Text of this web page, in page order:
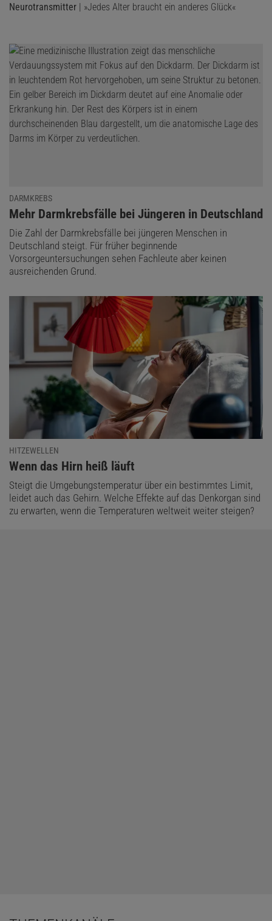
Neurotransmitter | »Jedes Alter braucht ein anderes Glück«
DARMKREBS
:
Mehr Darmkrebsfälle bei Jüngeren in Deutschland
Die Zahl der Darmkrebsfälle bei jüngeren Menschen in
Deutschland steigt. Für früher beginnende
Vorsorgeuntersuchungen sehen Fachleute aber keinen
ausreichenden Grund.
HITZEWELLEN
:
Wenn das Hirn heiß läuft
Steigt die Umgebungstemperatur über ein bestimmtes Limit,
leidet auch das Gehirn. Welche Effekte auf das Denkorgan sind
zu erwarten, wenn die Temperaturen weltweit weiter steigen?